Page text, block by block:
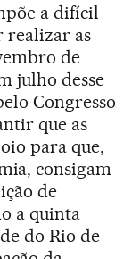
a difícil
realizar as
de
julho desse
Congresso
que as
para que,
consigam
de
a quinta
do Rio de